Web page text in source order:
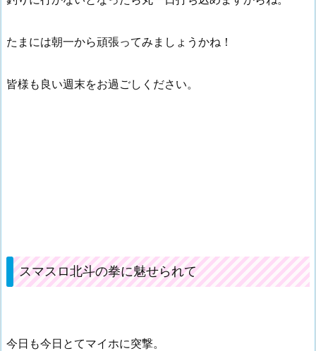
たまには朝一から頑張ってみましょうかね！
皆様も良い週末をお過ごしください。
スマスロ北斗の拳に魅せられて
今日も今日とてマイホに突撃。